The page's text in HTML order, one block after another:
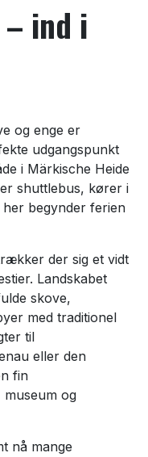
ind i
og enge er
udgangspunkt
i Märkische Heide
shuttlebus, kører i
begynder ferien
der sig et vidt
Landskabet
skove,
med traditionel
til
eller den
fin
museum og
nå mange